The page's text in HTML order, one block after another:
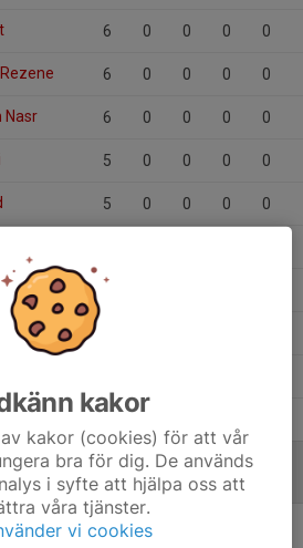
6 0 0 0 0
6 0 0 0 0
Nasr 6 0 0 0 0
5 0 0 0 0
5 0 0 0 0
Aden
kakor
kakor (cookies) för att vår
bra för dig. De används
i syfte att hjälpa oss att
våra tjänster.
vi cookies